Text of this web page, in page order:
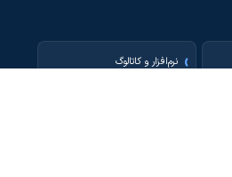
نرم‌افزار و کاتالوگ